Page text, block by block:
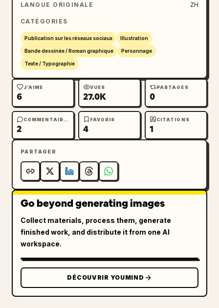
LANGUE ORIGINALE ZH
CATÉGORIES
Publication sur les réseaux sociaux Illustration
Bande dessinée / Roman graphique Personnage
Texte / Typographie
J’AIME
6
VUES
27.0K
PARTAGES
0
COMMENTAIRES
2
FAVORIS
4
CITATIONS
1
PARTAGER
Go beyond generating images
Collect materials, process them, generate
finished work, and distribute it from one AI
workspace.
DÉCOUVRIR YOUMIND